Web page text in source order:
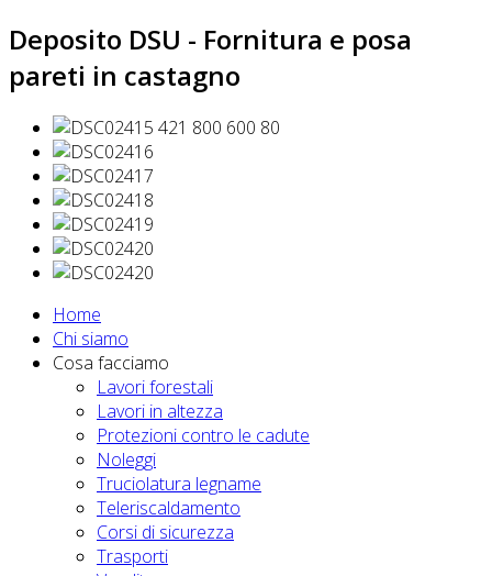
Deposito DSU - Fornitura e posa
pareti in castagno
Home
Chi siamo
Cosa facciamo
Lavori forestali
Lavori in altezza
Protezioni contro le cadute
Noleggi
Truciolatura legname
Teleriscaldamento
Corsi di sicurezza
Trasporti